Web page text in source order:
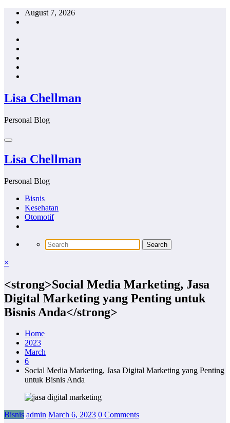
Skip
August 7, 2026
Lisa Chellman
Personal Blog
Lisa Chellman
Personal Blog
Bisnis
Kesehatan
Otomotif
×
<strong>Social Media Marketing, Jasa
Digital Marketing yang Penting untuk
Bisnis Anda</strong>
Home
2023
March
6
Social Media Marketing, Jasa Digital Marketing yang Penting
untuk Bisnis Anda
Bisnis admin March 6, 2023 0 Comments